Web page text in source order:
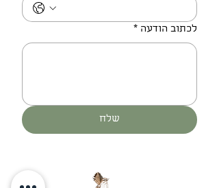
לכתוב הודעה *
שלח